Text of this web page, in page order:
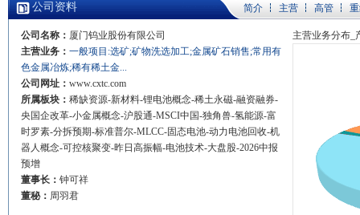
公司资料 简介 主营 高管
公司名称： 厦门钨业股份有限公司
主营业务： 一般项目:选矿;矿物洗选加工;金属矿石销售;常用有
色金属冶炼;稀有稀土金...
公司网址： www.cxtc.com
所属板块： 稀缺资源-新材料-锂电池概念-稀土永磁-融资融券-
央国企改革-小金属概念-沪股通-MSCI中国-独角兽-氢能源-富
时罗素-分拆预期-标准普尔-MLCC-固态电池-动力电池回收-机
器人概念-可控核聚变-昨日高振幅-电池技术-大盘股-2026中报
预增
董事长： 钟可祥
董秘： 周羽君
主营业务分布_